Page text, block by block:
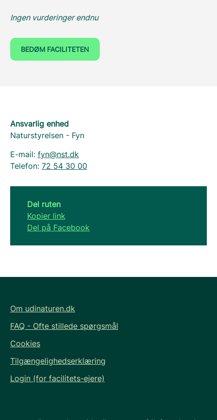
Ingen vurderinger endnu
BEDØM FACILITETEN
Ansvarlig enhed
Naturstyrelsen - Fyn
E-mail: fyn@nst.dk
Telefon: 72 54 30 00
Del ruten
Kopier link
Del på Facebook
Om udinaturen.dk
FAQ - Ofte stillede spørgsmål
Cookies
Tilgængelighedserklæring
Login (for facilitets-ejere)